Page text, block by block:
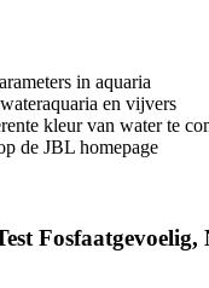
in aquaria
en vijvers
kleur van water te
de JBL homepage